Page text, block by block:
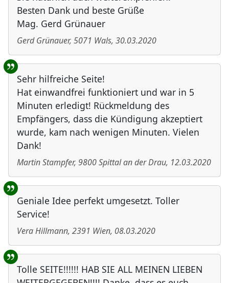
Besten Dank und beste Grüße
Mag. Gerd Grünauer
Gerd Grünauer, 5071 Wals, 30.03.2020
Sehr hilfreiche Seite!
Hat einwandfrei funktioniert und war in 5
Minuten erledigt! Rückmeldung des
Empfängers, dass die Kündigung akzeptiert
wurde, kam nach wenigen Minuten. Vielen
Dank!
Martin Stampfer, 9800Spittal an der Drau, 12.03.2020
Geniale Idee perfekt umgesetzt. Toller
Service!
Vera Hillmann, 2391 Wien, 08.03.2020
Tolle SEITE!!!!!! HAB SIE ALL MEINEN LIEBEN